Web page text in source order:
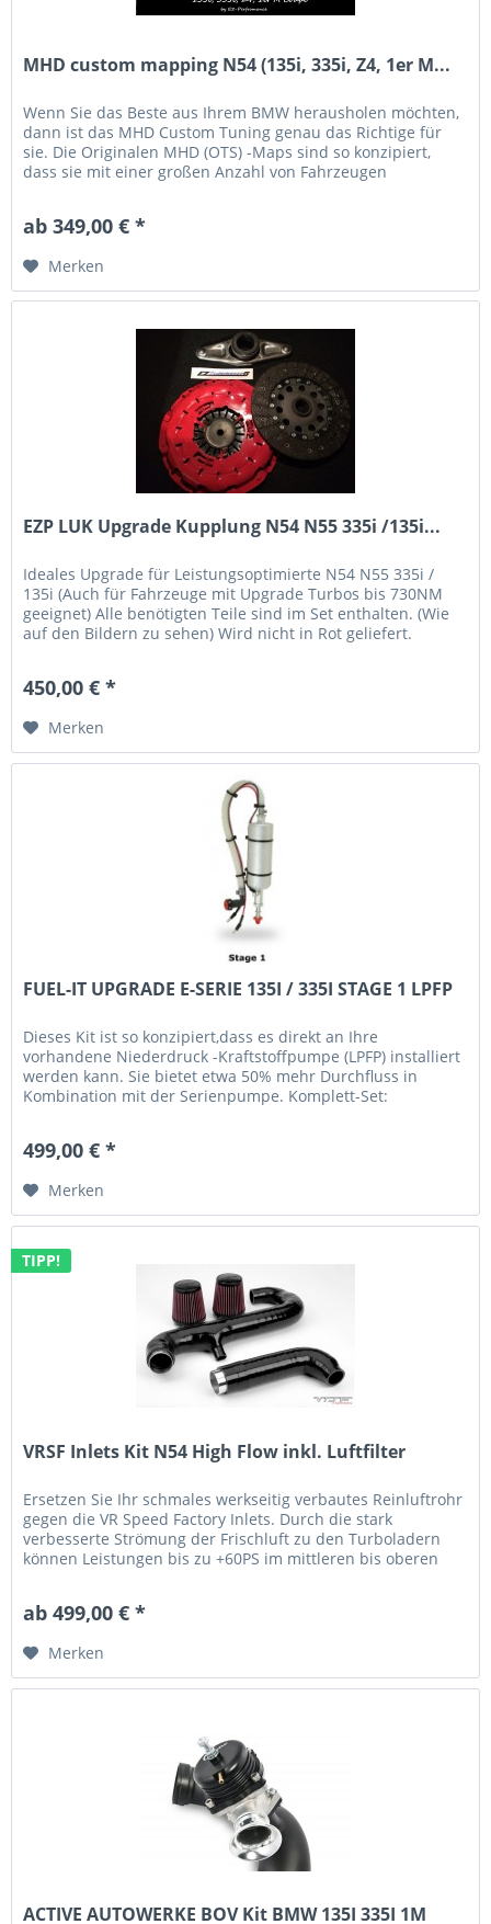
MHD custom mapping N54 (135i, 335i, Z4, 1er M...
Wenn Sie das Beste aus Ihrem BMW herausholen möchten,
dann ist das MHD Custom Tuning genau das Richtige für
sie. Die Originalen MHD (OTS) -Maps sind so konzipiert,
dass sie mit einer großen Anzahl von Fahrzeugen
ab 349,00 € *
Merken
EZP LUK Upgrade Kupplung N54 N55 335i /135i...
Ideales Upgrade für Leistungsoptimierte N54 N55 335i /
135i (Auch für Fahrzeuge mit Upgrade Turbos bis 730NM
geeignet) Alle benötigten Teile sind im Set enthalten. (Wie
auf den Bildern zu sehen) Wird nicht in Rot geliefert.
450,00 € *
Merken
FUEL-IT UPGRADE E-SERIE 135I / 335I STAGE 1 LPFP
Dieses Kit ist so konzipiert,dass es direkt an Ihre
vorhandene Niederdruck -Kraftstoffpumpe (LPFP) installiert
werden kann. Sie bietet etwa 50% mehr Durchfluss in
Kombination mit der Serienpumpe. Komplett-Set:
499,00 € *
Merken
TIPP!
VRSF Inlets Kit N54 High Flow inkl. Luftfilter
Ersetzen Sie Ihr schmales werkseitig verbautes Reinluftrohr
gegen die VR Speed Factory Inlets. Durch die stark
verbesserte Strömung der Frischluft zu den Turboladern
können Leistungen bis zu +60PS im mittleren bis oberen
ab 499,00 € *
Merken
ACTIVE AUTOWERKE BOV Kit BMW 135I 335I 1M